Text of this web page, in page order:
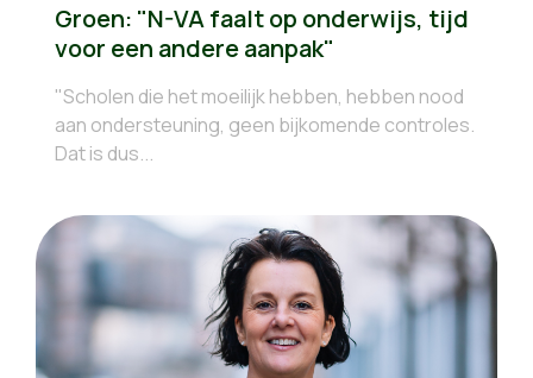
Groen: "N-VA faalt op onderwijs, tijd
voor een andere aanpak"
"Scholen die het moeilijk hebben, hebben nood
aan ondersteuning, geen bijkomende controles.
Dat is dus...